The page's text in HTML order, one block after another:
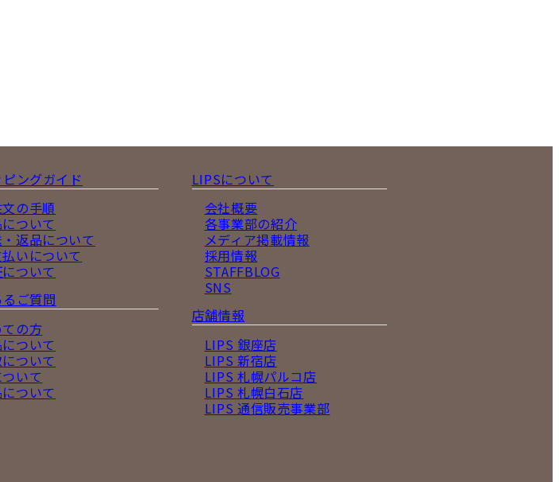
ングガイド
文の手順
ついて
返品について
いについて
ついて
ご質問
の方
ついて
ついて
いて
ついて
LIPSについて
会社概要
各事業部の紹介
メディア掲載情報
採用情報
STAFFBLOG
SNS
店舗情報
LIPS 銀座店
LIPS 新宿店
LIPS 札幌パルコ店
LIPS 札幌白石店
LIPS 通信販売事業部